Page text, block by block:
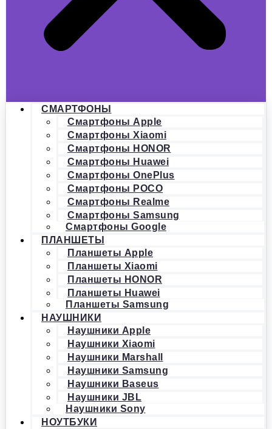
СМАРТФОНЫ
Смартфоны Apple
Смартфоны Xiaomi
Смартфоны HONOR
Смартфоны Huawei
Смартфоны OnePlus
Смартфоны POCO
Смартфоны Realme
Смартфоны Samsung
Смартфоны Google
ПЛАНШЕТЫ
Планшеты Apple
Планшеты Xiaomi
Планшеты HONOR
Планшеты Huawei
Планшеты Samsung
НАУШНИКИ
Наушники Apple
Наушники Xiaomi
Наушники Marshall
Наушники Samsung
Наушники Baseus
Наушники JBL
Наушники Sony
НОУТБУКИ